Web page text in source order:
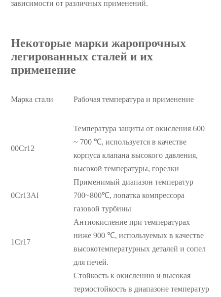
зависимости от различных применений.
Некоторые марки жаропрочных
легированных сталей и их
применение
Марка стали Рабочая температура и применение
00Cr12
Температура защиты от окисления 600
~ 700 ℃, используется в качестве
корпуса клапана высокого давления,
высокой температуры, горелки
0Cr13Al
Применимый диапазон температур
700~800℃, лопатка компрессора
газовой турбины
1Cr17
Антиокисление при температурах
ниже 900 ℃, используемых в качестве
высокотемпературных деталей и сопел
для печей.
Стойкость к окислению и высокая
термостойкость в диапазоне температур